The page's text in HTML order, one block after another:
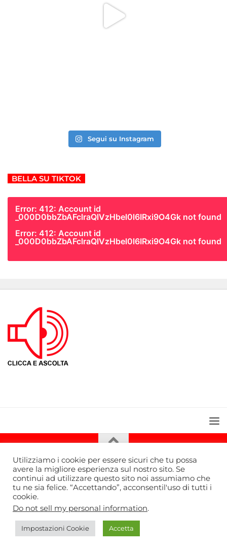
Segui su Instagram
BELLA SU TIKTOK
Error: 412: Account id
_000D0bbZbAFclraQlVzHbel0l6IRxi9O4Gk not found
Error: 412: Account id
_000D0bbZbAFclraQlVzHbel0l6IRxi9O4Gk not found
Bella Radio TV © 2026. Tutti i diritti riservati.
Utilizziamo i cookie per essere sicuri che tu possa
avere la migliore esperienza sul nostro sito. Se
continui ad utilizzare questo sito noi assumiamo che
tu ne sia felice. “Accettando”, acconsentil'uso di tutti i
cookie.
Do not sell my personal information.
Impostazioni Cookie Accetta